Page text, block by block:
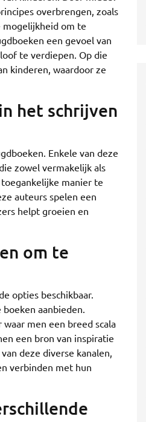
overbrengen, zoals
mogelijkheid om te
een gevoel van
te verdiepen. Op die
kinderen, waardoor ze
het schrijven
Enkele van deze
zowel vermakelijk als
manier te
auteurs spelen een
helpt groeien en
om te
opties beschikbaar.
aanbieden.
men een breed scala
een bron van inspiratie
deze diverse kanalen,
verbinden met hun